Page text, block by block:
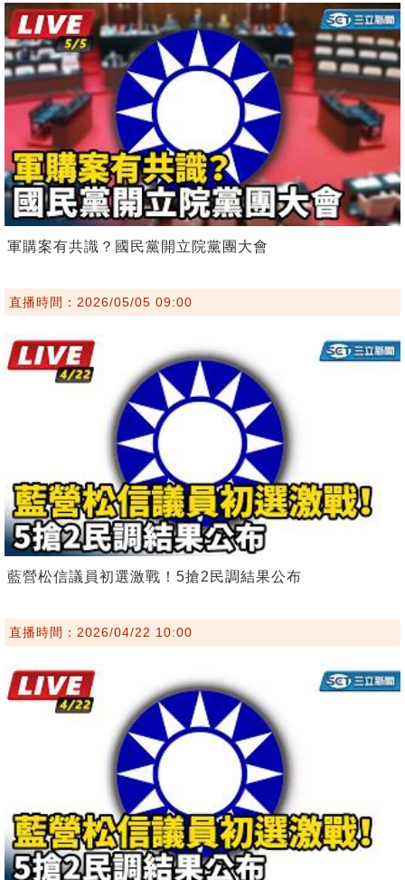
軍購案有共識？國民黨開立院黨團大會
直播時間：2026/05/05 09:00
藍營松信議員初選激戰！5搶2民調結果公布
直播時間：2026/04/22 10:00